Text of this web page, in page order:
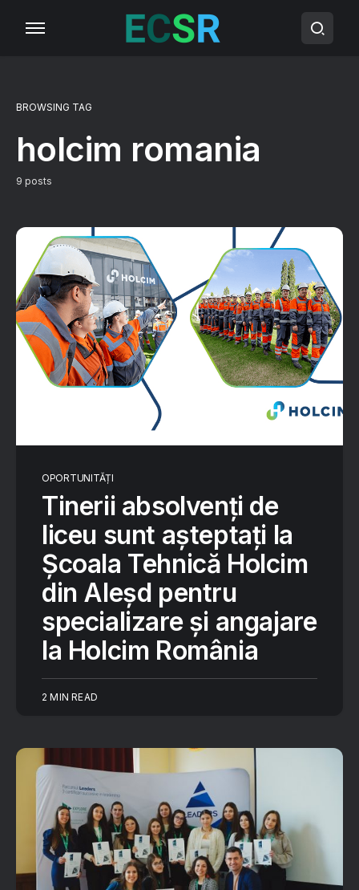
BROWSING TAG
holcim romania
9 posts
OPORTUNITĂȚI
Tinerii absolvenți de
liceu sunt așteptați la
Școala Tehnică Holcim
din Aleșd pentru
specializare și angajare
la Holcim România
2 MIN READ